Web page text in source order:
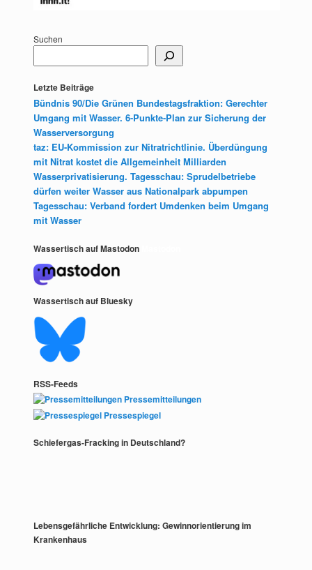
Suchen
Letzte Beiträge
Bündnis 90/Die Grünen Bundestagsfraktion: Gerechter
Umgang mit Wasser. 6-Punkte-Plan zur Sicherung der
Wasserversorgung
taz: EU-Kommission zur Nitratrichtlinie. Überdüngung
mit Nitrat kostet die Allgemeinheit Milliarden
Wasserprivatisierung. Tagesschau: Sprudelbetriebe
dürfen weiter Wasser aus Nationalpark abpumpen
Tagesschau: Verband fordert Umdenken beim Umgang
mit Wasser
Wassertisch auf Mastodon
Wassertisch auf Bluesky
RSS-Feeds
Pressemitteilungen
Pressespiegel
Schiefergas-Fracking in Deutschland?
Lebensgefährliche Entwicklung: Gewinnorientierung im
Krankenhaus